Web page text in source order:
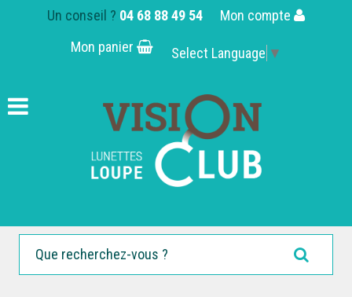
Un conseil ? 04 68 88 49 54
Mon compte
Mon panier
Select Language ▼